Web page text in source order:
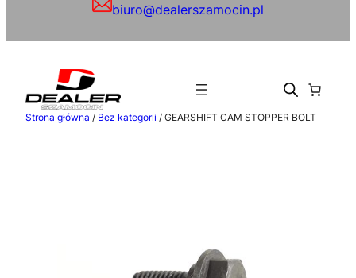
biuro@dealerszamocin.pl
Strona główna / Bez kategorii / GEARSHIFT CAM STOPPER BOLT